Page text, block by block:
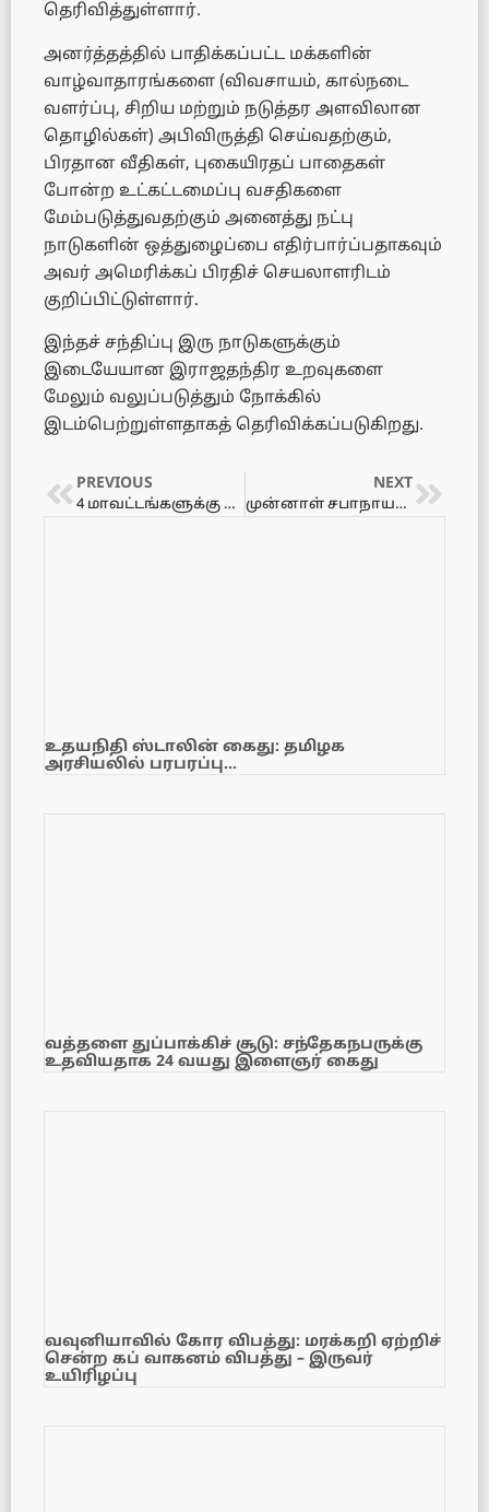
தெரிவித்துள்ளார்.
அனர்த்தத்தில் பாதிக்கப்பட்ட மக்களின்
வாழ்வாதாரங்களை (விவசாயம், கால்நடை
வளர்ப்பு, சிறிய மற்றும் நடுத்தர அளவிலான
தொழில்கள்) அபிவிருத்தி செய்வதற்கும்,
பிரதான வீதிகள், புகையிரதப் பாதைகள்
போன்ற உட்கட்டமைப்பு வசதிகளை
மேம்படுத்துவதற்கும் அனைத்து நட்பு
நாடுகளின் ஒத்துழைப்பை எதிர்பார்ப்பதாகவும்
அவர் அமெரிக்கப் பிரதிச் செயலாளரிடம்
குறிப்பிட்டுள்ளார்.
இந்தச் சந்திப்பு இரு நாடுகளுக்கும்
இடையேயான இராஜதந்திர உறவுகளை
மேலும் வலுப்படுத்தும் நோக்கில்
இடம்பெற்றுள்ளதாகத் தெரிவிக்கப்படுகிறது.
PREVIOUS
4 மாவட்டங்களுக்கு சிவப்பு எச்சரிக்கை! – இன்று இரவு 11 மணி வரை பொதுமக்களுக்கு அவசர அறிவுறுத்தல்!
NEXT
முன்னாள் சபாநாயகர் அசோக ரன்வல விபத்தில் காயம்! கார் மோதியதில் தாயும் குழந்தையும் வைத்தியசாலையில்!
உதயநிதி ஸ்டாலின் கைது: தமிழக
அரசியலில் பரபரப்பு…
வத்தளை துப்பாக்கிச் சூடு: சந்தேகநபருக்கு
உதவியதாக 24 வயது இளைஞர் கைது
வவுனியாவில் கோர விபத்து: மரக்கறி ஏற்றிச்
சென்ற கப் வாகனம் விபத்து – இருவர்
உயிரிழப்பு